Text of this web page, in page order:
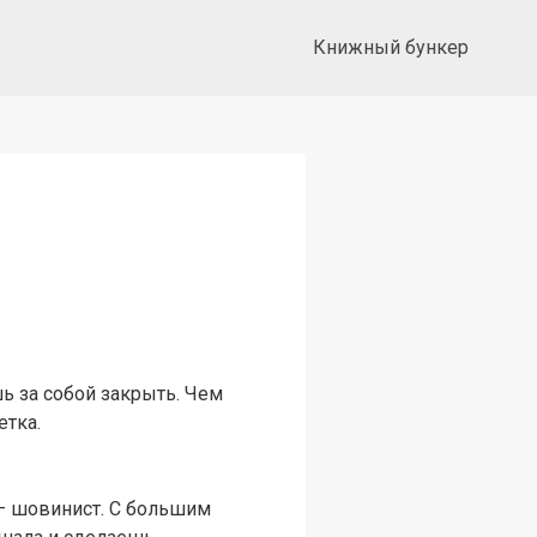
Книжный бункер
за собой закрыть. Чем
шовинист. С большим